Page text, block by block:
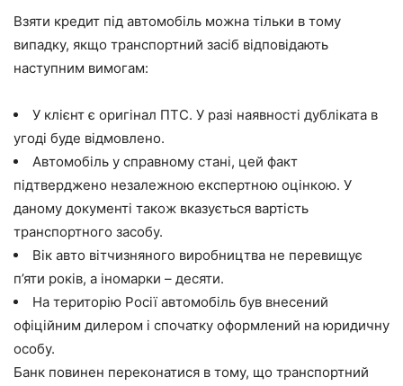
Взяти кредит під автомобіль можна тільки в тому
випадку, якщо транспортний засіб відповідають
наступним вимогам:
У клієнт є оригінал ПТС. У разі наявності дубліката в
угоді буде відмовлено.
Автомобіль у справному стані, цей факт
підтверджено незалежною експертною оцінкою. У
даному документі також вказується вартість
транспортного засобу.
Вік авто вітчизняного виробництва не перевищує
п’яти років, а іномарки – десяти.
На територію Росії автомобіль був внесений
офіційним дилером і спочатку оформлений на юридичну
особу.
Банк повинен переконатися в тому, що транспортний